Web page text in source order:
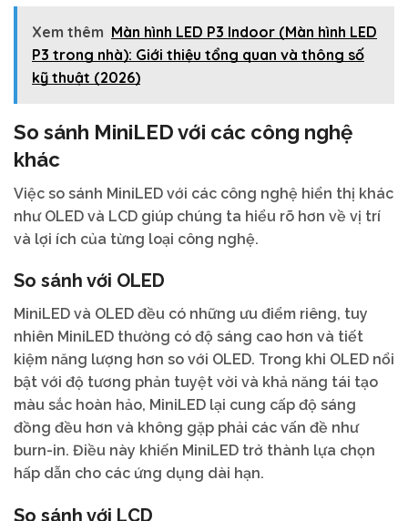
Xem thêm Màn hình LED P3 Indoor (Màn hình LED
P3 trong nhà): Giới thiệu tổng quan và thông số
kỹ thuật (2026)
So sánh MiniLED với các công nghệ
khác
Việc so sánh MiniLED với các công nghệ hiển thị khác
như OLED và LCD giúp chúng ta hiểu rõ hơn về vị trí
và lợi ích của từng loại công nghệ.
So sánh với OLED
MiniLED và OLED đều có những ưu điểm riêng, tuy
nhiên MiniLED thường có độ sáng cao hơn và tiết
kiệm năng lượng hơn so với OLED. Trong khi OLED nổi
bật với độ tương phản tuyệt vời và khả năng tái tạo
màu sắc hoàn hảo, MiniLED lại cung cấp độ sáng
đồng đều hơn và không gặp phải các vấn đề như
burn-in. Điều này khiến MiniLED trở thành lựa chọn
hấp dẫn cho các ứng dụng dài hạn.
So sánh với LCD